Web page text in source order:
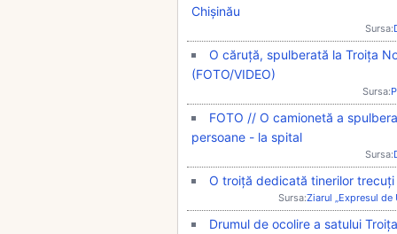
Chișinău
Sursa:
O căruță, spulberată la Troița
(FOTO/VIDEO)
Sursa:
FOTO // O camionetă a
persoane - la spital
Sursa:
O troiță dedicată tinerilor
Sursa:Ziarul „Expresul de
Drumul de ocolire a satului